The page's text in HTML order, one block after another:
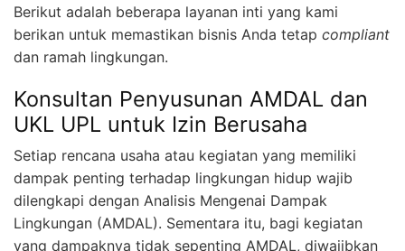
Berikut adalah beberapa layanan inti yang kami
berikan untuk memastikan bisnis Anda tetap compliant
dan ramah lingkungan.
Konsultan Penyusunan AMDAL dan
UKL UPL untuk Izin Berusaha
Setiap rencana usaha atau kegiatan yang memiliki
dampak penting terhadap lingkungan hidup wajib
dilengkapi dengan Analisis Mengenai Dampak
Lingkungan (AMDAL). Sementara itu, bagi kegiatan
yang dampaknya tidak sepenting AMDAL, diwajibkan